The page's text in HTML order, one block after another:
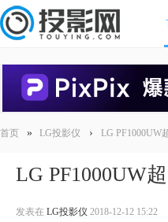
首页 » LG投影仪 › LG PF1000UW
LG PF1000UW
发表在 LG投影仪 2018-12-12 15:22